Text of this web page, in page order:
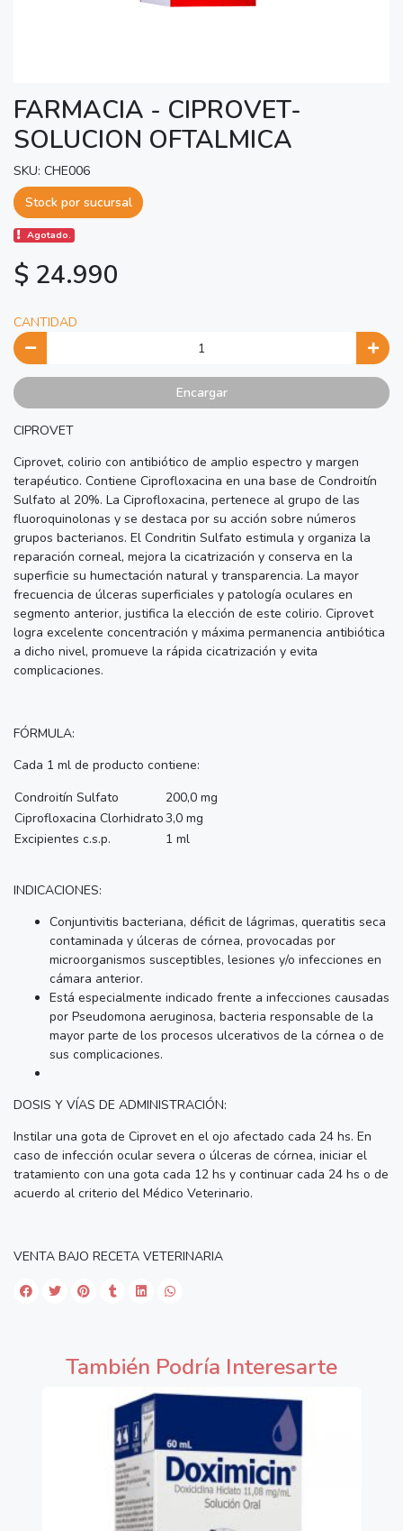
FARMACIA - CIPROVET-
SOLUCION OFTALMICA
SKU: CHE006
Stock por sucursal
Agotado.
$ 24.990
CANTIDAD
Encargar
CIPROVET
Ciprovet, colirio con antibiótico de amplio espectro y margen
terapéutico. Contiene Ciprofloxacina en una base de Condroitín
Sulfato al 20%. La Ciprofloxacina, pertenece al grupo de las
fluoroquinolonas y se destaca por su acción sobre números
grupos bacterianos. El Condritin Sulfato estimula y organiza la
reparación corneal, mejora la cicatrización y conserva en la
superficie su humectación natural y transparencia. La mayor
frecuencia de úlceras superficiales y patología oculares en
segmento anterior, justifica la elección de este colirio. Ciprovet
logra excelente concentración y máxima permanencia antibiótica
a dicho nivel, promueve la rápida cicatrización y evita
complicaciones.
FÓRMULA:
Cada 1 ml de producto contiene:
Condroitín Sulfato
200,0 mg
Ciprofloxacina Clorhidrato3,0 mg
Excipientes c.s.p.
1 ml
INDICACIONES:
Conjuntivitis bacteriana, déficit de lágrimas, queratitis seca
contaminada y úlceras de córnea, provocadas por
microorganismos susceptibles, lesiones y/o infecciones en
cámara anterior.
Está especialmente indicado frente a infecciones causadas
por Pseudomona aeruginosa, bacteria responsable de la
mayor parte de los procesos ulcerativos de la córnea o de
sus complicaciones.
DOSIS Y VÍAS DE ADMINISTRACIÓN:
Instilar una gota de Ciprovet en el ojo afectado cada 24 hs. En
caso de infección ocular severa o úlceras de córnea, iniciar el
tratamiento con una gota cada 12 hs y continuar cada 24 hs o de
acuerdo al criterio del Médico Veterinario.
VENTA BAJO RECETA VETERINARIA
También Podría Interesarte